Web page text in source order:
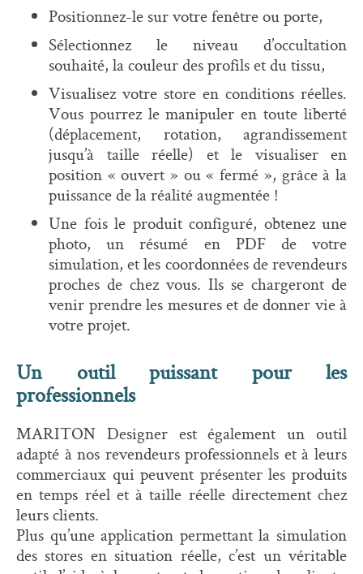
Positionnez-le sur votre fenêtre ou porte,
Sélectionnez le niveau d’occultation
souhaité, la couleur des profils et du tissu,
Visualisez votre store en conditions réelles.
Vous pourrez le manipuler en toute liberté
(déplacement, rotation, agrandissement
jusqu’à taille réelle) et le visualiser en
position « ouvert » ou « fermé », grâce à la
puissance de la réalité augmentée !
Une fois le produit configuré, obtenez une
photo, un résumé en PDF de votre
simulation, et les coordonnées de revendeurs
proches de chez vous. Ils se chargeront de
venir prendre les mesures et de donner vie à
votre projet.
Un outil puissant pour les
professionnels
MARITON Designer est également un outil
adapté à nos revendeurs professionnels et à leurs
commerciaux qui peuvent présenter les produits
en temps réel et à taille réelle directement chez
leurs clients.
Plus qu’une application permettant la simulation
des stores en situation réelle, c’est un véritable